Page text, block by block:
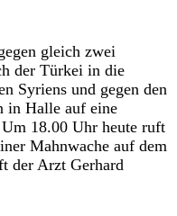
gleich zwei
der Türkei in die
Syriens und gegen den
in Halle auf eine
18.00 Uhr heute ruft
Mahnwache auf dem
der Arzt Gerhard